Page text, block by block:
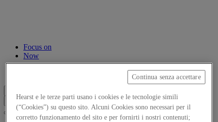
Focus on
Now
Log in
Hearst e le terze parti usano i cookies e le tecnologie simili
(“Cookies”) su questo sito. Alcuni Cookies sono necessari per il
corretto funzionamento del sito e per fornirti i nostri contenuti;
Continua senza accettare